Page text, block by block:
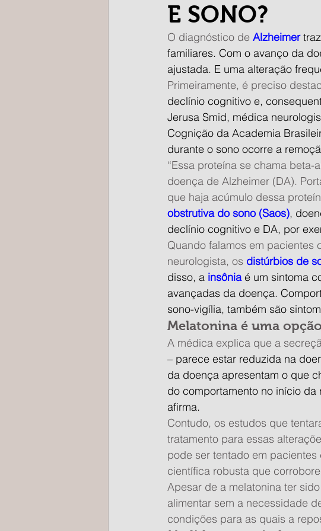
E SONO?
O diagnóstico de Alzheimer
familiares. Com o avanço da
ajustada. E uma alteração
Primeiramente, é preciso
declínio cognitivo e,
Jerusa Smid, médica
Cognição da Academia
durante o sono ocorre a
“Essa proteína se chama
doença de Alzheimer (DA).
que haja acúmulo dessa
obstrutiva do sono (Saos),
declínio cognitivo e DA, por
Quando falamos em pacientes
neurologista, os distúrbios de
disso, a insônia é um sintoma
avançadas da doença.
sono-vigília, também são
Melatonina é uma
A médica explica que a
– parece estar reduzida na
da doença apresentam o que
do comportamento no início
afirma.
Contudo, os estudos que
tratamento para essas
pode ser tentado em
científica robusta que
Apesar de a melatonina ter
alimentar sem a necessidade
condições para as quais a